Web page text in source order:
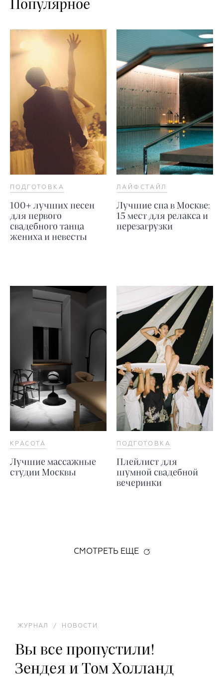
Популярное
ПОДГОТОВКА
100+ лучших песен
для первого
свадебного танца
жениха и невесты
ЛАЙФСТАЙЛ
Лучшие спа в Москве:
15 мест для релакса и
перезагрузки
КРАСОТА
Лучшие массажные
студии Москвы
ПОДГОТОВКА
Плейлист для
шумной свадебной
вечеринки
СМОТРЕТЬ ЕЩЕ
ЖУРНАЛ / НОВОСТИ
Вы все пропустили!
Зендея и Том Холланд